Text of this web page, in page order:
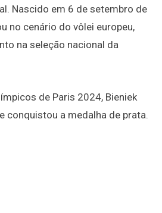
Nascido em 6 de setembro de
no cenário do vôlei europeu,
na seleção nacional da
de Paris 2024, Bieniek
conquistou a medalha de prata.